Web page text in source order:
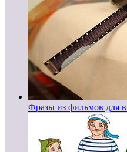
Фразы из фильмов для